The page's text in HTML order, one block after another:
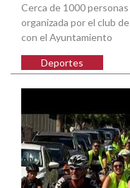
Cerca de 1000
organizada por el club
con el Ayuntamiento
Deportes